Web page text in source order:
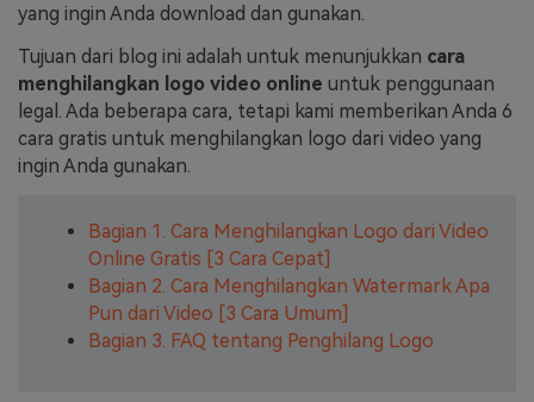
yang ingin Anda download dan gunakan.
Tujuan dari blog ini adalah untuk menunjukkan cara
menghilangkan logo video online untuk penggunaan
legal. Ada beberapa cara, tetapi kami memberikan Anda 6
cara gratis untuk menghilangkan logo dari video yang
ingin Anda gunakan.
Bagian 1. Cara Menghilangkan Logo dari Video
Online Gratis [3 Cara Cepat]
Bagian 2. Cara Menghilangkan Watermark Apa
Pun dari Video [3 Cara Umum]
Bagian 3. FAQ tentang Penghilang Logo